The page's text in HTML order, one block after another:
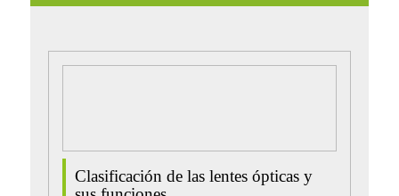
Clasificación de las lentes ópticas y